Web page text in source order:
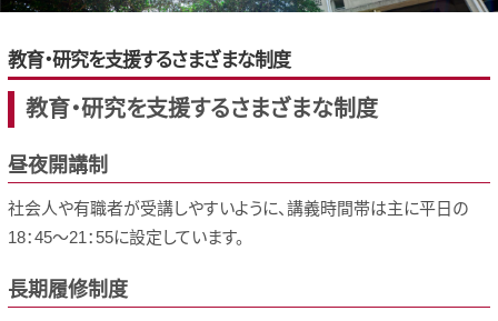
教育・研究を支援するさまざまな制度
教育・研究を支援するさまざまな制度
昼夜開講制
社会人や有職者が受講しやすいように、講義時間帯は主に平日の
18：45～21：55に設定しています。
長期履修制度